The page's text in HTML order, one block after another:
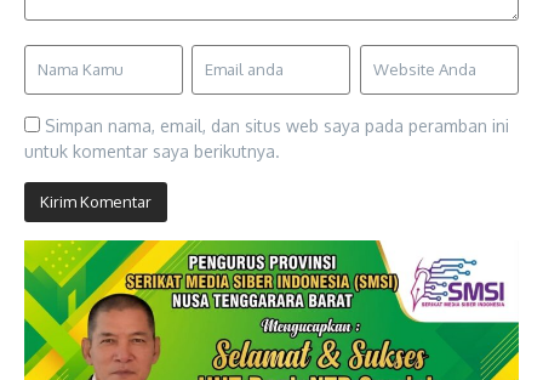
Simpan nama, email, dan situs web saya pada peramban ini
untuk komentar saya berikutnya.